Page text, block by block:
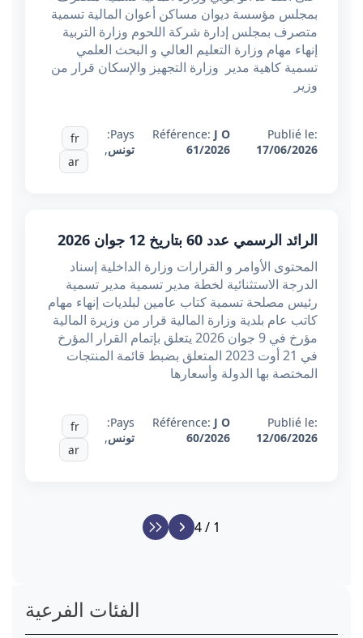
بمجلس مؤسسة ديوان مساكن أعوان المالية تسمية
متصرف بمجلس إدارة شركة اللحوم وزارة التربية
إنهاء مهام وزارة التعليم العالي و البحث العلمي
تسمية كاهية مدير وزارة التجهيز والإسكان قرار من
وزير
Publié le:
17/06/2026
Référence: J O
61/2026
Pays:
تونس,
fr
ar
الرائد الرسمي عدد 60 بتاريخ 12 جوان 2026
المحتوى الأوامر و القرارات وزارة الداخلية إسناد
الدرجة الاستثنائية لخطة مدير تسمية مدير تسمية
رئيس مصلحة تسمية كتاب عامين لبلديات إنهاء مهام
كاتب عام بلدية وزارة المالية قرار من وزيرة المالية
مؤرخ في 9 جوان 2026 يتعلق بإتمام القرار المؤرخ
في 21 أوت 2023 المتعلق بضبط قائمة المنتجات
المختصة بها الدولة وأسعارها
Publié le:
12/06/2026
Référence: J O
60/2026
Pays:
تونس,
fr
ar
1 / 4
الفئات الفرعية